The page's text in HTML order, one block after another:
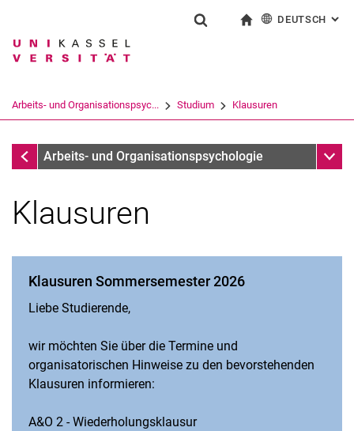
Springe direkt zu: Inhalt
Springe direkt zu: Suche
Springe direkt zu:
Suchbegriff
Suchen (öffnet externen Link in einem
DEUTSCH :
Arbeits- und Organisationspsyc... Studium Klausuren
StudiumArbeits- und Organisationspsychologie
Informationen zum Studium
KOS Kolloquium
Klausuren
Klausuren Sommersemester 2026
Liebe Studierende,
wir möchten Sie über die Termine und
organisatorischen Hinweise zu den bevorstehenden
Klausuren informieren:
A&O 2 - Wiederholungsklausur